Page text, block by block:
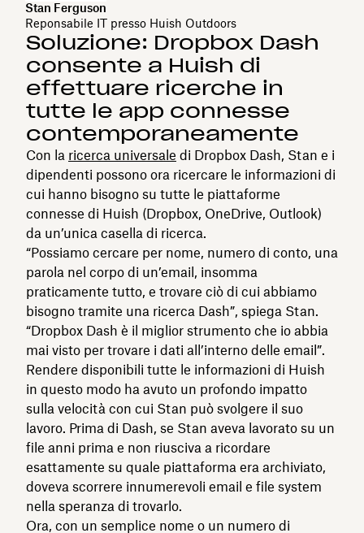
Stan Ferguson
Reponsabile IT presso Huish Outdoors
Soluzione: Dropbox Dash
consente a Huish di
effettuare ricerche in
tutte le app connesse
contemporaneamente
Con la ricerca universale di Dropbox Dash, Stan e i
dipendenti possono ora ricercare le informazioni di
cui hanno bisogno su tutte le piattaforme
connesse di Huish (Dropbox, OneDrive, Outlook)
da un’unica casella di ricerca.
“Possiamo cercare per nome, numero di conto, una
parola nel corpo di un’email, insomma
praticamente tutto, e trovare ciò di cui abbiamo
bisogno tramite una ricerca Dash”, spiega Stan.
“Dropbox Dash è il miglior strumento che io abbia
mai visto per trovare i dati all’interno delle email”.
Rendere disponibili tutte le informazioni di Huish
in questo modo ha avuto un profondo impatto
sulla velocità con cui Stan può svolgere il suo
lavoro. Prima di Dash, se Stan aveva lavorato su un
file anni prima e non riusciva a ricordare
esattamente su quale piattaforma era archiviato,
doveva scorrere innumerevoli email e file system
nella speranza di trovarlo.
Ora, con un semplice nome o un numero di